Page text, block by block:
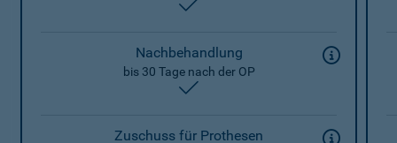
Nachbehandlung
bis 30 Tage nach der OP
Zuschuss für Prothesen